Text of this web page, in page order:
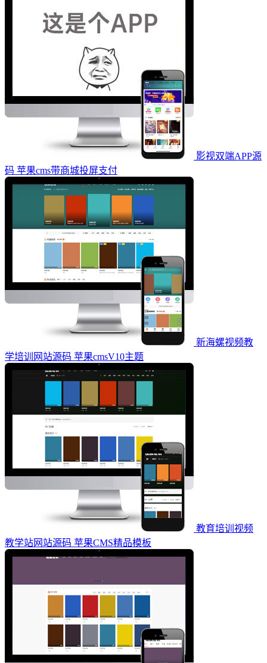
影视双端APP源
码 苹果cms带商城投屏支付
新海螺视频教
学培训网站源码 苹果cmsV10主题
教育培训视频
教学站网站源码 苹果CMS精品模板